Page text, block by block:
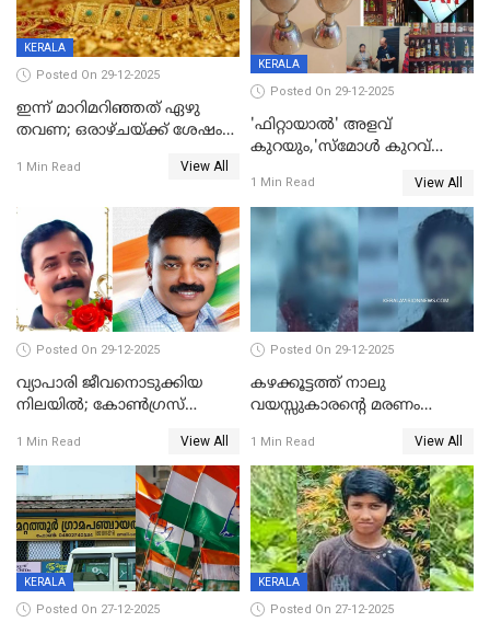
KERALA
Posted On 29-12-2025
ഇന്ന് മാറിമറിഞ്ഞത് ഏഴു
തവണ; ഒരാഴ്ചയ്ക്ക് ശേഷം
1 Min Read View All
KERALA
Posted On 29-12-2025
'ഫിറ്റായാൽ' അളവ്
കുറയും,'സ്‌മോൾ കുറവ്
പിഴ
1 Min Read View All
Posted On 29-12-2025
വ്യാപാരി ജീവനൊടുക്കിയ
നിലയില്‍; കോണ്‍ഗ്രസ്
മാനസികപീഡനമെന്ന് കുറിപ്പ്
1 Min Read View All
Posted On 29-12-2025
കഴക്കൂട്ടത്ത് നാലു
വയസ്സുകാരന്റെ മരണം
സുഹൃത്തും പൊലീസ്
കസ്റ്റഡിയിൽ
1 Min Read View All
KERALA
Posted On 27-12-2025
KERALA
Posted On 27-12-2025